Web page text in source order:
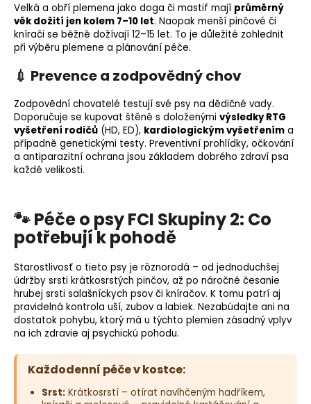
Velká a obří plemena jako doga či mastif mají průměrný
věk dožití jen kolem 7–10 let. Naopak menší pinčové či
knírači se běžně dožívají 12–15 let. To je důležité zohlednit
při výběru plemene a plánování péče.
💉 Prevence a zodpovědný chov
Zodpovědní chovatelé testují své psy na dědičné vady.
Doporučuje se kupovat štěně s doloženými výsledkyRTG
vyšetření rodičů (HD, ED), kardiologickým vyšetřením a
případně genetickými testy. Preventivní prohlídky, očkování
a antiparazitní ochrana jsou základem dobrého zdraví psa
každé velikosti.
🐾 Péče o psy FCI Skupiny 2: Co
potřebují k pohodě
Starostlivosť o tieto psy je rôznorodá – od jednoduchšej
údržby srsti krátkosrstých pinčov, až po náročné česanie
hrubej srsti salašníckych psov či kníračov. K tomu patrí aj
pravidelná kontrola uší, zubov a labiek. Nezabúdajte ani na
dostatok pohybu, ktorý má u týchto plemien zásadný vplyv
na ich zdravie aj psychickú pohodu.
Každodenní péče v kostce:
Srst: Krátkosrstí – otírat navlhčeným hadříkem,